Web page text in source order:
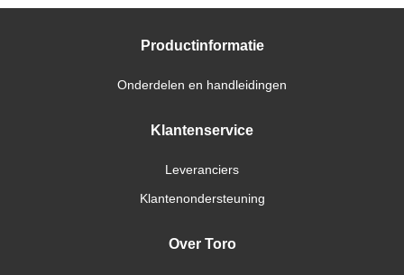
Productinformatie
Onderdelen en handleidingen
Klantenservice
Leveranciers
Klantenondersteuning
Over Toro